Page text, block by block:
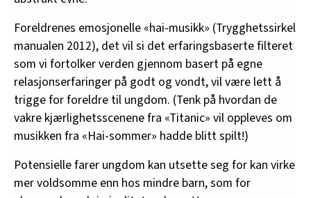
Foreldrenes emosjonelle «hai-musikk» (Trygghetssirkel
manualen 2012), det vil si det erfaringsbaserte filteret
som vi fortolker verden gjennom basert på egne
relasjonserfaringer på godt og vondt, vil være lett å
trigge for foreldre til ungdom. (Tenk på hvordan de
vakre kjærlighetsscenene fra «Titanic» vil oppleves om
musikken fra «Hai-sommer» hadde blitt spilt!)
Potensielle farer ungdom kan utsette seg for kan virke
mer voldsomme enn hos mindre barn, som for